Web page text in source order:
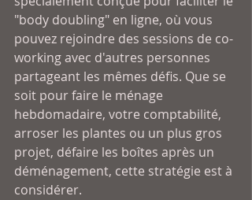
"body doubling" en ligne, où vous
pouvez rejoindre des sessions de co-
working avec d'autres personnes
partageant les mêmes défis. Que se
soit pour faire le ménage
hebdomadaire, votre comptabilité,
arroser les plantes ou un plus gros
projet, défaire les boîtes après un
déménagement, cette stratégie est à
considérer.